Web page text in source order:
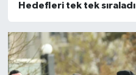
Hedefleri tek tek sıraladı